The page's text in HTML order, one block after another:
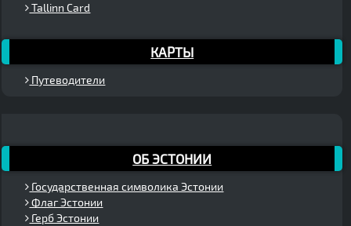
Tallinn Card
КАРТЫ
Путеводители
ОБ ЭСТОНИИ
Государственная символика Эстонии
Флаг Эстонии
Герб Эстонии